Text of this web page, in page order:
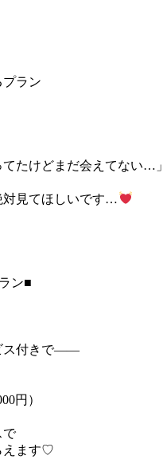
ラン
てたけどまだ会えてない…」
対見てほしいです…
ン■
ス付きで――
円）
で
えます♡